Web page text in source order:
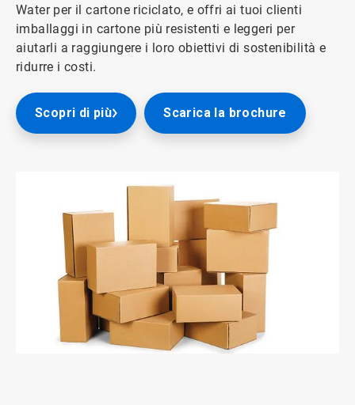
Water per il cartone riciclato, e offri ai tuoi clienti
imballaggi in cartone più resistenti e leggeri per
aiutarli a raggiungere i loro obiettivi di sostenibilità e
ridurre i costi.
Scopri di più Scarica la brochure